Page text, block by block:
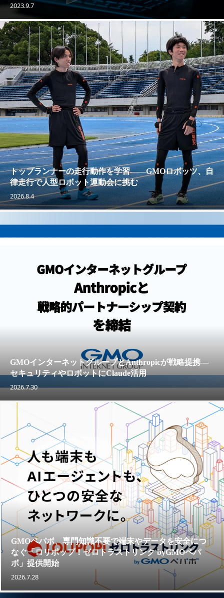
2023.9.7
トップランナーの走行動作を学習——GMOロボッツ、自
律走行で人型ロボット運動会に挑む
2026.8.4
GMOインターネットグループとAnthropicが戦略提携—
セキュリティやロボットにClaude活用
2026.7.30
GMOペパボ、専門知識不要で端末やデータを安全につ
なぐ「ロリポップ！ゼロトラストリンク byGMOペパ
ボ」提供開始
2026.7.28